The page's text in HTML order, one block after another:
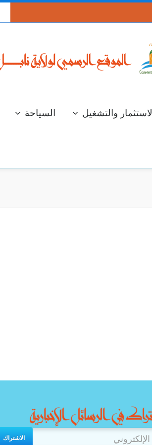
الاستثمار والتشغيل السياحة
الاشتراك